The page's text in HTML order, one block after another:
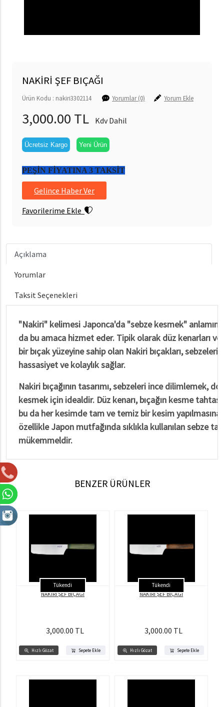
NAKİRİ ŞEF BIÇAĞI
Ürün Kodu : nakiri3302114 Yorumlar (0) Yorum Ekle
3,000.00 TL Kdv Dahil
Ücretsiz Kargo Yeni Ürün
PEŞİN FİYATINA 3 TAKSİT
Gelince Haber Ver
Favorilerime Ekle
Açıklama
Yorumlar
Taksit Seçenekleri
"Nakiri" kelimesi Japonca'da "sebze kesmek"
da bu amaca hizmet eder. Tipik olarak düz kenarları
bir bıçak yüzeyine sahip olan Nakiri bıçakları,
hassasiyet ve kolaylık sağlar.
Nakiri bıçağının tasarımı, sebzeleri ince dilimlemek,
kesmek için idealdir. Düz kenarı, bıçağın kesme
bu da her kesimde tam ve temiz bir kesim yapılmasına
özellikle Japon mutfağında sıklıkla kullanılan sebze
mükemmeldir.
BENZER ÜRÜNLER
Tükendi
Hızlı Gözat Sepete Ekle
NAKİRİ ŞEF BIÇAĞI
3,000.00 TL
Tükendi
Hızlı Gözat Sepete Ekle
NAKİRİ ŞEF BIÇAĞI
3,000.00 TL